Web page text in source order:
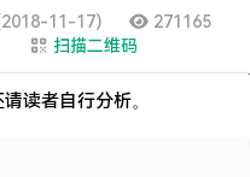
蓝奏云分享部分地区无法访问需手动修改www.lanzous.com变为:www.lanzoux.com
好气啊~原来使用的CDN服务商莫名其妙的给我服务取消了~
11-17)
271165
扫描二维码
读者自行分析。